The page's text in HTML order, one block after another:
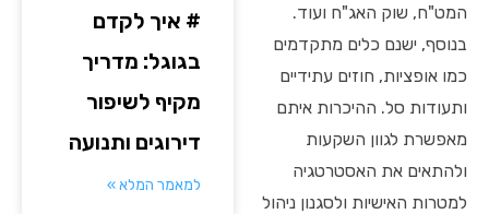
המט"ח, שוק האג"ח ועוד.
בנוסף, ישנם כלים מתקדמים
כמו אופציות, חוזים עתידיים
ותעודות סל. ההיכרות איתם
מאפשרת לגוון השקעות
ולהתאים את האסטרטגיה
למטרות האישיות ולסגנון ניהול
# איך לקדם
בגוגל: מדריך
מקיף לשיפור
דירוגים ותנועה
למאמר המלא »